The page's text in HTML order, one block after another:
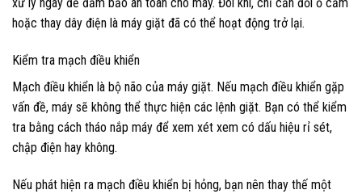
xử lý ngay để đảm bảo an toàn cho máy. Đôi khi, chỉ cần đổi ổ cắm
hoặc thay dây điện là máy giặt đã có thể hoạt động trở lại.
Kiểm tra mạch điều khiển
Mạch điều khiển là bộ não của máy giặt. Nếu mạch điều khiển gặp
vấn đề, máy sẽ không thể thực hiện các lệnh giặt. Bạn có thể kiểm
tra bằng cách tháo nắp máy để xem xét xem có dấu hiệu rỉ sét,
chập điện hay không.
Nếu phát hiện ra mạch điều khiển bị hỏng, bạn nên thay thế một